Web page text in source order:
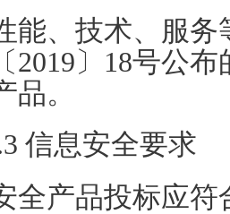
能、技术、服
2019〕18号公
品。
信息安全要求
全产品投标应